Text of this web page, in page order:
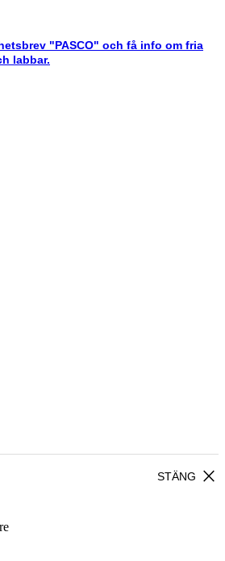
"PASCO" och få info om fria
labbar.
close
STÄNG